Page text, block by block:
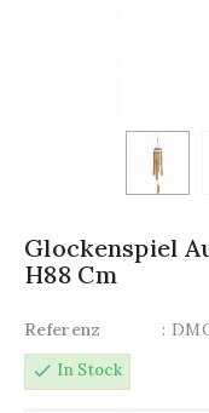
Glockenspiel
H88 Cm
Referenz
:
check In Stock